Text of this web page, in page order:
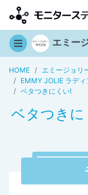
エミー
HOME
エミージョリ
EMMY JOLIE ラデ
ベタつきにくい!
ベタつきに